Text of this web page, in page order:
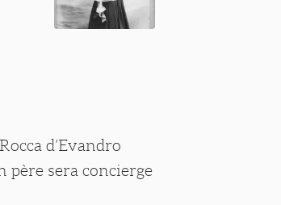
d’Evandro
père sera concierge